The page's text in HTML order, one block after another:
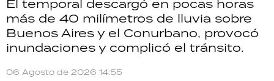
El temporal descargó en pocas horas
más de 40 milímetros de lluvia sobre
Buenos Aires y el Conurbano, provocó
inundaciones y complicó el tránsito.
06 Agosto de 2026 14:55